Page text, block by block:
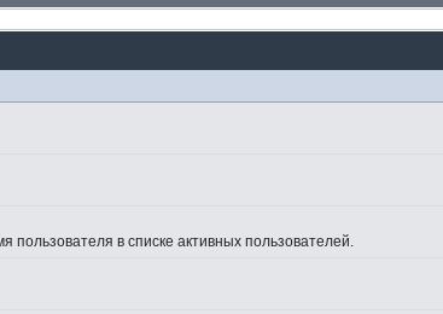
пользователя в списке активных пользователей.